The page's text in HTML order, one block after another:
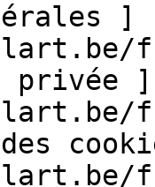
]
privée ]